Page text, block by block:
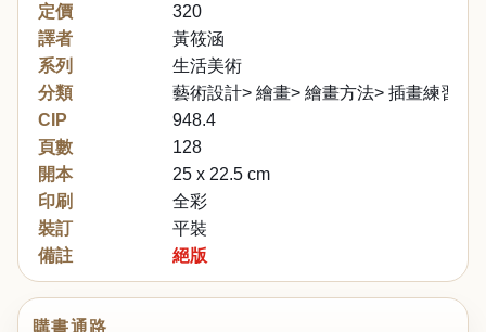
定價
320
譯者
黃筱涵
系列
生活美術
分類
藝術設計> 繪畫> 繪畫方法> 插畫練習
CIP
948.4
頁數
128
開本
25 x 22.5 cm
印刷
全彩
裝訂
平裝
備註
絕版
購書通路